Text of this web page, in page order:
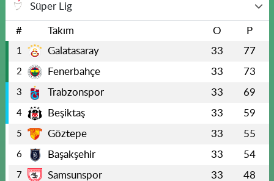
Süper Lig
# Takım O P
1 Galatasaray 33 77
2 Fenerbahçe 33 73
3 Trabzonspor 33 69
4 Beşiktaş 33 59
5 Göztepe 33 55
6 Başakşehir 33 54
7 Samsunspor 33 48